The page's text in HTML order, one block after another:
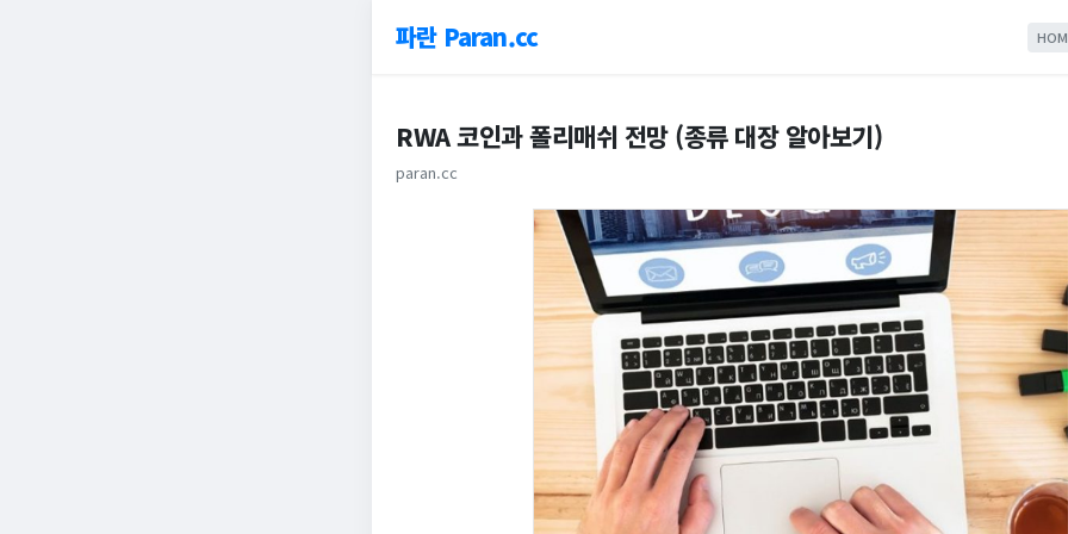
파란 Paran.cc
RWA 코인과 폴리매쉬 전망 (종류 대장 알아보기)
paran.cc